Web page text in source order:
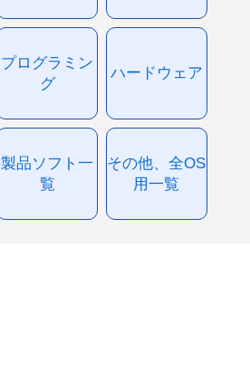
プログラミン
グ
ハードウェア
製品ソフト一
覧
その他、全OS
用一覧